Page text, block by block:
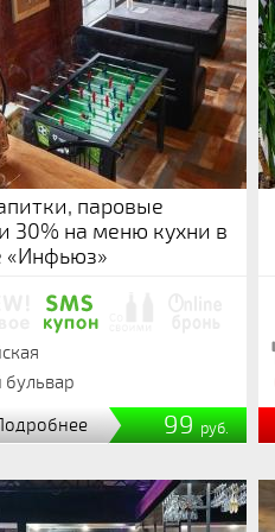
паровые
30% на меню кухни в
«Инфьюз»
бульвар
99руб.